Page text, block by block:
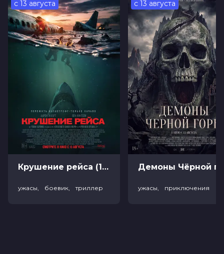
Год
2025
Страна
Испания
Слоган
«Любовь вне времени»
Режиссер
Ольга Осорио
Актеры
Марио Касас, Мишель Дженнер, Зои
Льенас-Бонафонте, Энцо Оливер,
Quique Niza, Rosу Ribas, Мануэль
Барсело, Teo Soler, Ainara Elejalde,
Ана Перегрина
Продюсеры
Адриан Герра, Нурия Вальс, Рикардо
Марко Буде
Сценаристы
Ольга Осорио, Элиа Барсело
Жанр
драма, мелодрама
Длительность
1 ч 39 мин
В прокате
с 12 июня до 25 июня
с 13 августа
Крушение рейса (18+)
ужасы, боевик, триллер
с 13 августа
ужасы, приключения